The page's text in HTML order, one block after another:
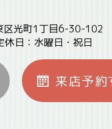
光町1丁目6-30-102
休日：水曜日・祝日
来店予約